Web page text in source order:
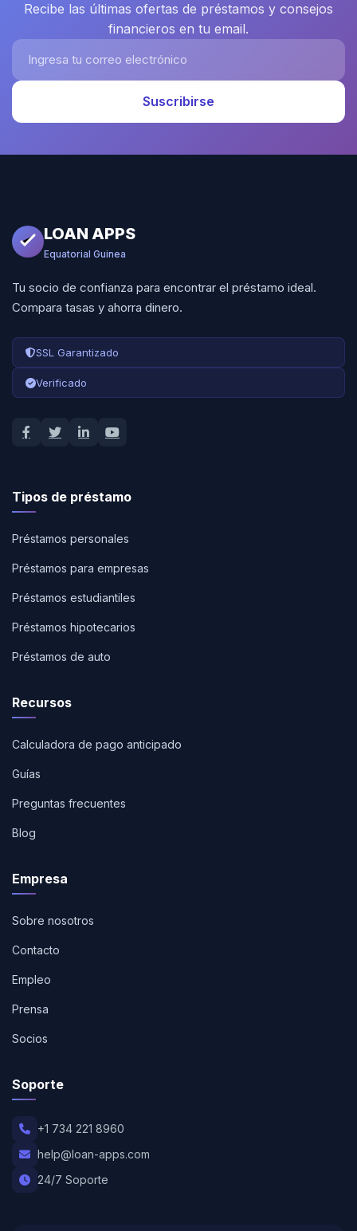
Recibe las últimas ofertas de préstamos y consejos
financieros en tu email.
Ingresa tu correo electrónico
Suscribirse
LOAN APPS
Equatorial Guinea
Tu socio de confianza para encontrar el préstamo ideal.
Compara tasas y ahorra dinero.
SSL Garantizado
Verificado
Tipos de préstamo
Préstamos personales
Préstamos para empresas
Préstamos estudiantiles
Préstamos hipotecarios
Préstamos de auto
Recursos
Calculadora de pago anticipado
Guías
Preguntas frecuentes
Blog
Empresa
Sobre nosotros
Contacto
Empleo
Prensa
Socios
Soporte
+1 734 221 8960
help@loan-apps.com
24/7 Soporte